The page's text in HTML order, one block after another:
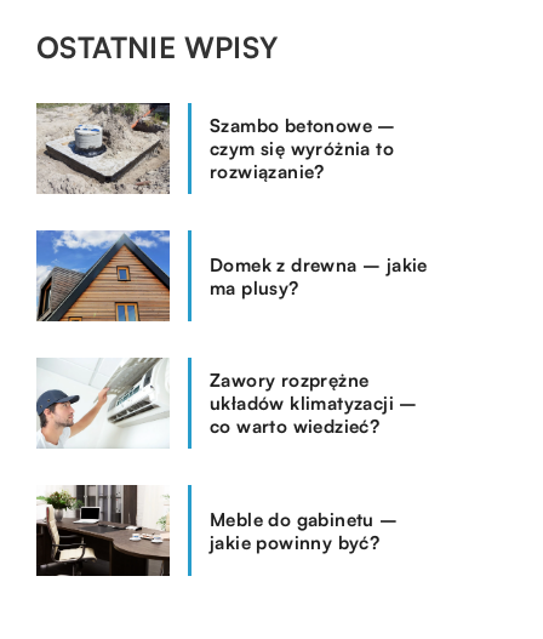
OSTATNIE WPISY
Szambo betonowe –
czym się wyróżnia to
rozwiązanie?
Domek z drewna – jakie
ma plusy?
Zawory rozprężne
układów klimatyzacji –
co warto wiedzieć?
Meble do gabinetu –
jakie powinny być?